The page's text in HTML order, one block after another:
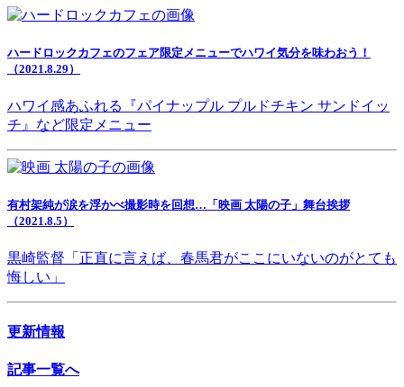
ハードロックカフェのフェア限定メニューでハワイ気分を味わおう！
（2021.8.29）
ハワイ感あふれる『パイナップル プルドチキン サンドイッ
チ』など限定メニュー
有村架純が涙を浮かべ撮影時を回想…「映画 太陽の子」舞台挨拶
（2021.8.5）
黒崎監督「正直に言えば、春馬君がここにいないのがとても
悔しい」
更新情報
記事一覧へ